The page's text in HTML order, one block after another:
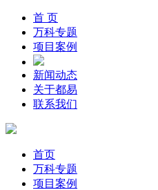
首 页
万科专题
项目案例
新闻动态
关于都易
联系我们
首页
万科专题
项目案例